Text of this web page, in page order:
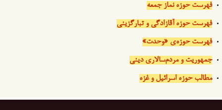
فهرست حوزه نماز جمعه
فهرست حوزه آقازادگی و تبارگزینی
فهرست حوزه‌ی «وحدت»
جمهوریت و مردم‌سالاری دینی
مطالب حوزه اسرائیل و غزه